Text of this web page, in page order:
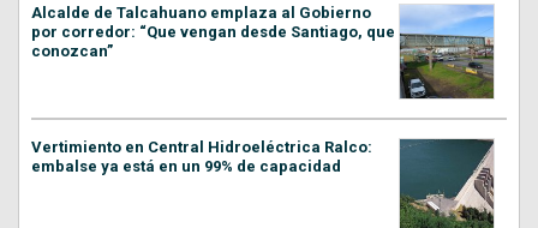
Alcalde de Talcahuano emplaza al Gobierno
por corredor: “Que vengan desde Santiago, que
conozcan”
Vertimiento en Central Hidroeléctrica Ralco:
embalse ya está en un 99% de capacidad